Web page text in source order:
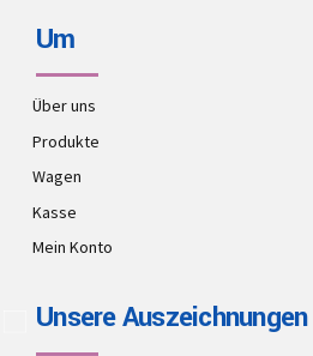
Um
Über uns
Produkte
Wagen
Kasse
Mein Konto
Unsere Auszeichnungen